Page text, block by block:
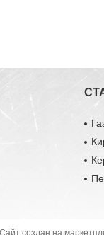
Сайт создан на